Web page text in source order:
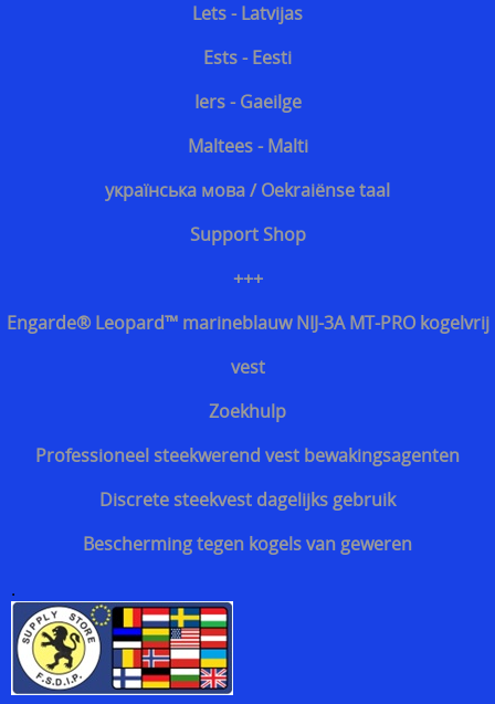
Lets - Latvijas
Ests - Eesti
Iers - Gaeilge
Maltees - Malti
українська мова / Oekraiënse taal
Support Shop
+++
Engarde® Leopard™ marineblauw NIJ-3A MT-PRO kogelvrij
vest
Zoekhulp
Professioneel steekwerend vest bewakingsagenten
Discrete steekvest dagelijks gebruik
Bescherming tegen kogels van geweren
.